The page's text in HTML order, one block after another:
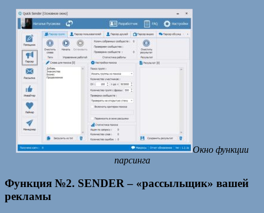
Окно функции
парсинга
Функция №2. SENDER – «рассыльщик» вашей
рекламы